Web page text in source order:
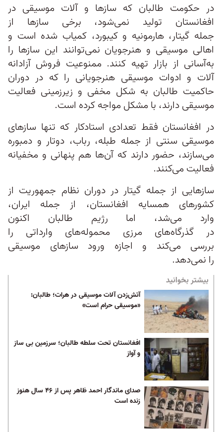
در حکومت طالبان که ساز‌ها و آلات موسیقی در
افغانستان تولید نمی‌شود، برخی سازها از
جمله گیتار، هارمونیه و کیبورد، کمیاب شده است و
اهالی موسیقی و هنرجویان نمی‌توانند این سازها را
به‌‌آسانی از بازار تهیه کنند. ممنوعیت فروش آزادانه
آلات و ادوات موسیقی هنرجویانی را که در دوران
حاکمیت طالبان به شکل مخفی و زیرزمینی فعالیت
موسیقی دارند، با مشکل مواجه کرده است.
در افغانستان فقط تعدادی استادکار که تنها سازهای
موسیقی سنتی از جمله طبله، رباب، دوتار و دمبوره
می‌سازند، حضور دارند که آن‌ها هم پنهانی و مخفیانه
فعالیت می‌کنند.
سازهایی از جمله گیتار در دوران نظام جمهوریت از
کشورهای همسایه افغانستان، از جمله ایران،
وارد می‌شد، اما رژیم طالبان اکنون
در گذرگاه‌های مرزی محموله‌های وارداتی را
بررسی می‌کند و اجازه ورود سازهای موسیقی
را نمی‌دهد.
بیشتر بخوانید
آتش‌زدن آلات موسیقی در هرات؛ طالبان:
«موسیقی حرام است»
افغانستان تحت سلطه طالبان؛ سرزمین بی ساز
و آواز
صدای ماندگار احمد ظاهر پس از ۴۶ سال هنوز
زنده است